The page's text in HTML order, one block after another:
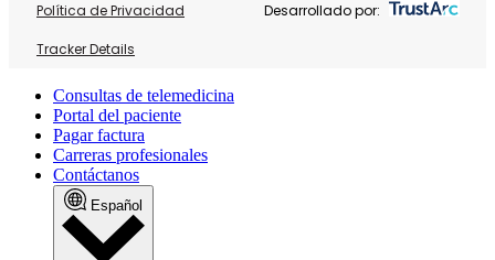
Política de Privacidad
Tracker Details
Desarrollado por:
Consultas de telemedicina
Portal del paciente
Pagar factura
Carreras profesionales
Contáctanos
Español